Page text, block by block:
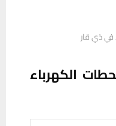
في ذي قار
الكهرباء